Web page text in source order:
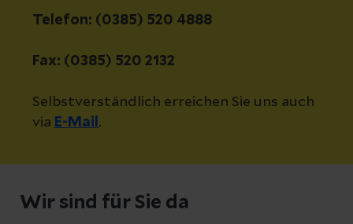
Telefon: (0385) 520 4888
Fax: (0385) 520 2132
Selbstverständlich erreichen Sie uns auch
via E-Mail .
Wir sind für Sie da